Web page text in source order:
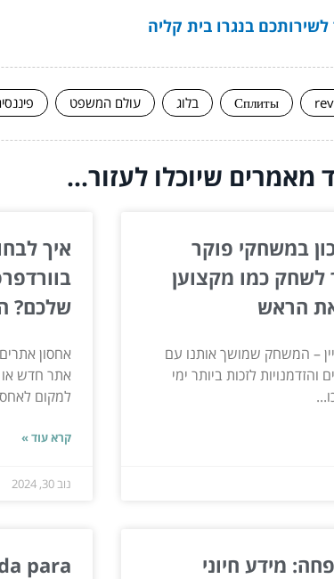
בנגרו בית קליה
Сплиты בלוג עולם המשפט
מאמרים שיוכלו לעזור...
במשחקי פוקר
לשחק כמו מקצוען
הראש
– המשחק שמושך אותנו עם
והזדמנויות לזכות ביותר ימי
איך
שלכם?
אחסון
אתר חדש או
למקום
קרא עוד »
נוב 30, 2024
מידע חיוני
para